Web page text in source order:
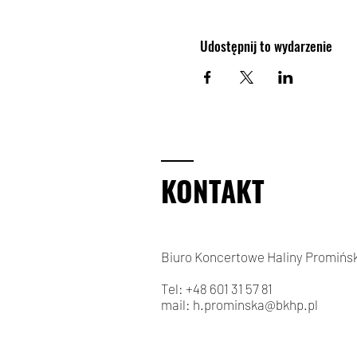
Udostępnij to wydarzenie
KONTAKT
Biuro Koncertowe Haliny
Tel: +48 601 31 57 81
mail: h.prominska@bkhp.pl